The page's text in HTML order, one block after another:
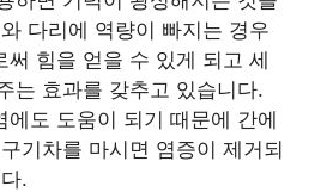
다리에 역량이 빠지는 경우
써 힘을 얻을 수 있게 되고 세
는 효과를 갖추고 있습니다.
에도 도움이 되기 때문에 간에
기차를 마시면 염증이 제거되
.